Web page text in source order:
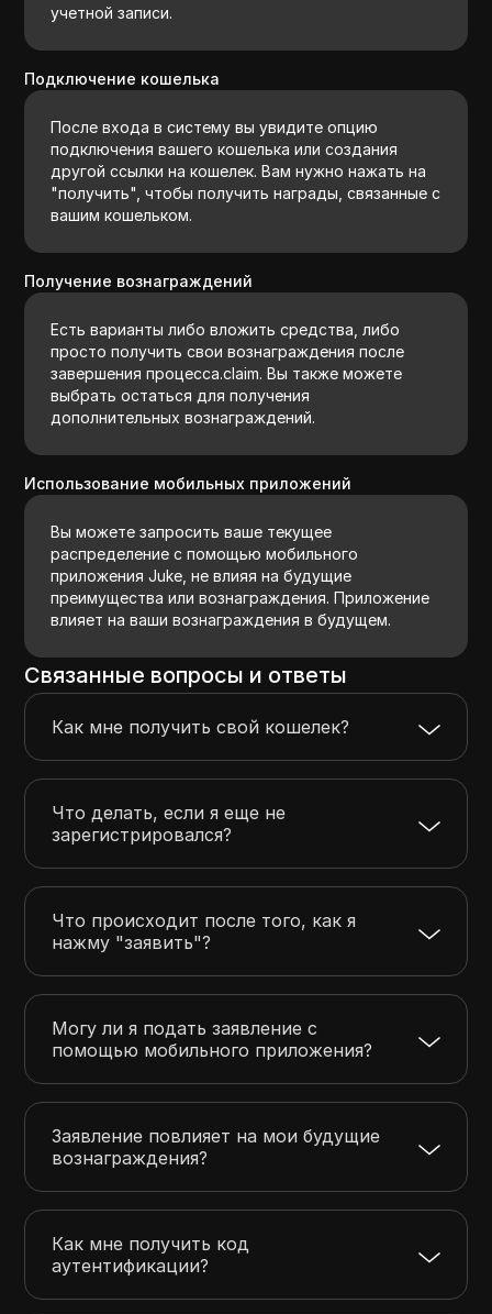
учетной записи.
Подключение кошелька
После входа в систему вы увидите опцию
подключения вашего кошелька или создания
другой ссылки на кошелек. Вам нужно нажать на
"получить", чтобы получить награды, связанные с
вашим кошельком.
Получение вознаграждений
Есть варианты либо вложить средства, либо
просто получить свои вознаграждения после
завершения процесса.claim. Вы также можете
выбрать остаться для получения
дополнительных вознаграждений.
Использование мобильных приложений
Вы можете запросить ваше текущее
распределение с помощью мобильного
приложения Juke, не влияя на будущие
преимущества или вознаграждения. Приложение
влияет на ваши вознаграждения в будущем.
Связанные вопросы и ответы
Как мне получить свой кошелек?
Что делать, если я еще не
зарегистрировался?
Что происходит после того, как я
нажму "заявить"?
Могу ли я подать заявление с
помощью мобильного приложения?
Заявление повлияет на мои будущие
вознаграждения?
Как мне получить код
аутентификации?